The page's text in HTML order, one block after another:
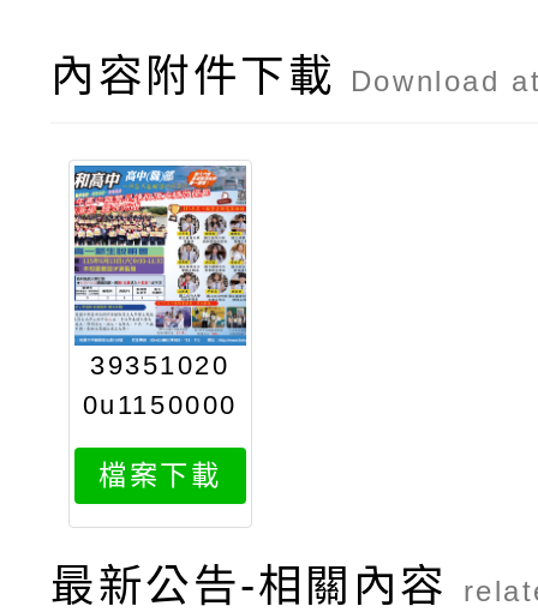
內容附件下載 Download
39351020
0u1150000
0777361
檔案下載
最新公告-相關內容